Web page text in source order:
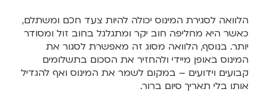
הלוואה לסגירת המינוס יכולה להיות צעד חכם ומשתלם,
כאשר היא מחליפה חוב יקר ומתגלגל בחוב זול ומסודר
יותר. בנוסף, הלוואה מסוג זה מאפשרת לסגור את
המינוס באופן מיידי ולהחזיר את הסכום בתשלומים
קבועים וידועים – במקום לשמר את המינוס ואף להגדיל
אותו בלי תאריך סיום ברור.